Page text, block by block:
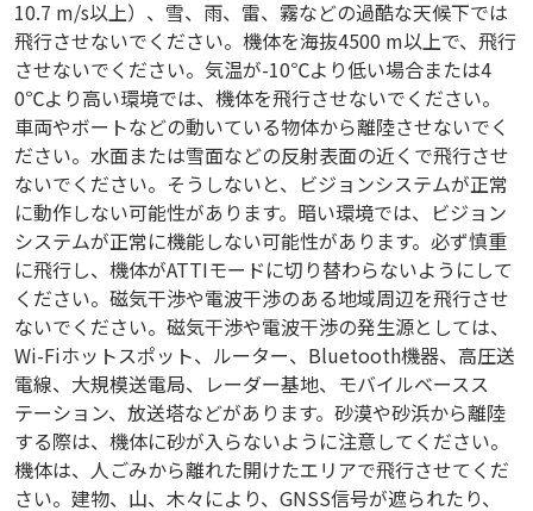
10.7 m/s以上）、雪、雨、雷、霧などの過酷な天候下では
飛行させないでください。機体を海抜4500 m以上で、飛行
させないでください。気温が-10℃より低い場合または4
0℃より高い環境では、機体を飛行させないでください。
車両やボートなどの動いている物体から離陸させないでく
ださい。水面または雪面などの反射表面の近くで飛行させ
ないでください。そうしないと、ビジョンシステムが正常
に動作しない可能性があります。暗い環境では、ビジョン
システムが正常に機能しない可能性があります。必ず慎重
に飛行し、機体がATTIモードに切り替わらないようにして
ください。磁気干渉や電波干渉のある地域周辺を飛行させ
ないでください。磁気干渉や電波干渉の発生源としては、
Wi-Fiホットスポット、ルーター、Bluetooth機器、高圧送
電線、大規模送電局、レーダー基地、モバイルベースス
テーション、放送塔などがあります。砂漠や砂浜から離陸
する際は、機体に砂が入らないように注意してください。
機体は、人ごみから離れた開けたエリアで飛行させてくだ
さい。建物、山、木々により、GNSS信号が遮られたり、